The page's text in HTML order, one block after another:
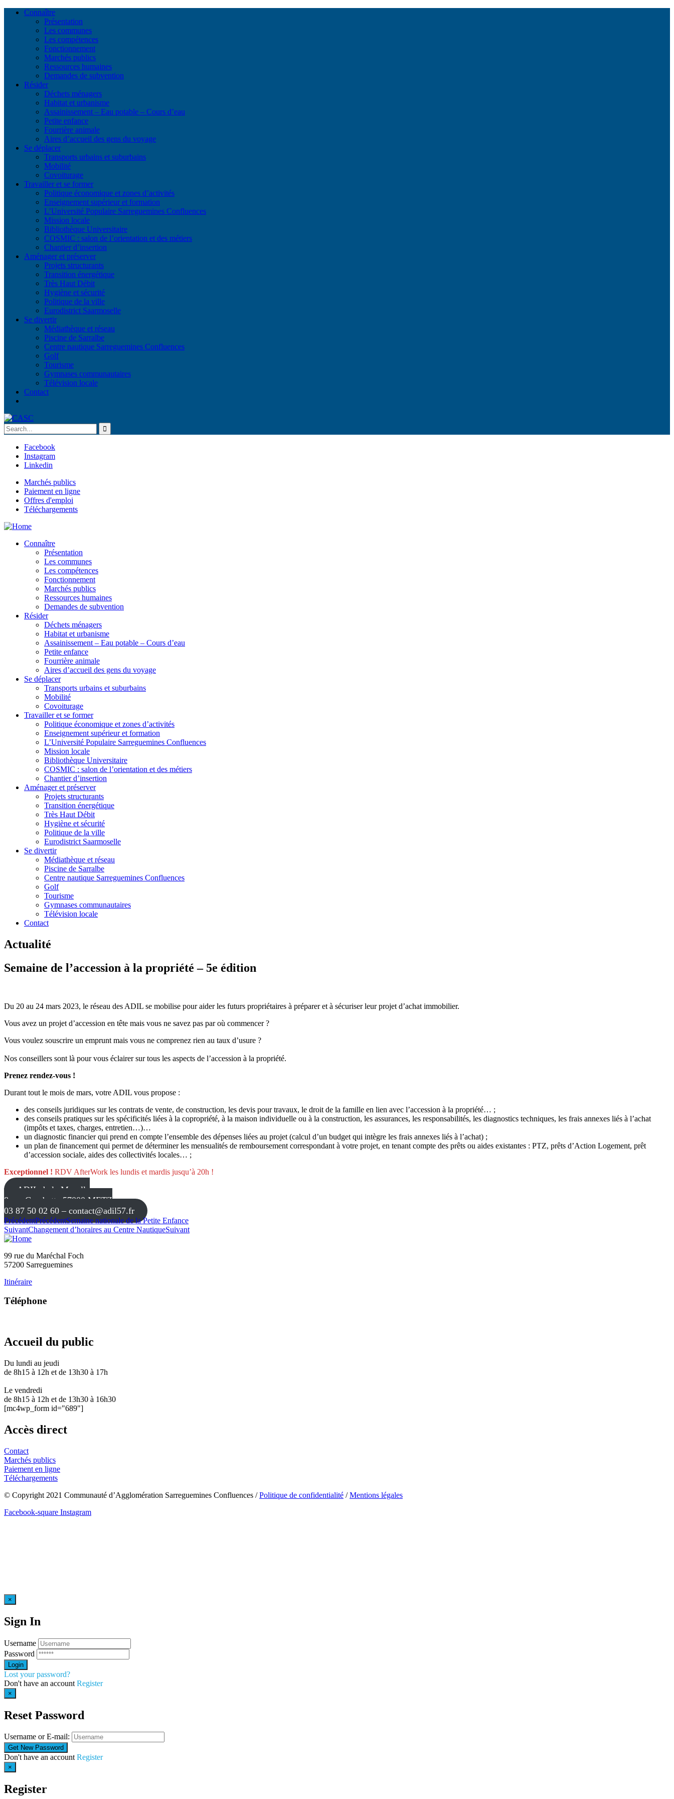
Connaître
Présentation
Les communes
Les compétences
Fonctionnement
Marchés publics
Ressources humaines
Demandes de subvention
Résider
Déchets ménagers
Habitat et urbanisme
Assainissement – Eau potable – Cours d’eau
Petite enfance
Fourrière animale
Aires d’accueil des gens du voyage
Se déplacer
Transports urbains et suburbains
Mobilité
Covoiturage
Travailler et se former
Politique économique et zones d’activités
Enseignement supérieur et formation
L’Université Populaire Sarreguemines Confluences
Mission locale
Bibliothèque Universitaire
COSMIC : salon de l’orientation et des métiers
Chantier d’insertion
Aménager et préserver
Projets structurants
Transition énergétique
Très Haut Débit
Hygiène et sécurité
Politique de la ville
Eurodistrict Saarmoselle
Se divertir
Médiathèque et réseau
Piscine de Sarralbe
Centre nautique Sarreguemines Confluences
Golf
Tourisme
Gymnases communautaires
Télévision locale
Contact
Facebook
Instagram
Linkedin
Marchés publics
Paiement en ligne
Offres d'emploi
Téléchargements
Connaître
Présentation
Les communes
Les compétences
Fonctionnement
Marchés publics
Ressources humaines
Demandes de subvention
Résider
Déchets ménagers
Habitat et urbanisme
Assainissement – Eau potable – Cours d’eau
Petite enfance
Fourrière animale
Aires d’accueil des gens du voyage
Se déplacer
Transports urbains et suburbains
Mobilité
Covoiturage
Travailler et se former
Politique économique et zones d’activités
Enseignement supérieur et formation
L’Université Populaire Sarreguemines Confluences
Mission locale
Bibliothèque Universitaire
COSMIC : salon de l’orientation et des métiers
Chantier d’insertion
Aménager et préserver
Projets structurants
Transition énergétique
Très Haut Débit
Hygiène et sécurité
Politique de la ville
Eurodistrict Saarmoselle
Se divertir
Médiathèque et réseau
Piscine de Sarralbe
Centre nautique Sarreguemines Confluences
Golf
Tourisme
Gymnases communautaires
Télévision locale
Contact
Actualité
Semaine de l’accession à la propriété – 5e édition
Du 20 au 24 mars 2023, le réseau des ADIL se mobilise pour aider les futurs propriétaires à préparer et à sécuriser leur projet d’achat immobilier.
Vous avez un projet d’accession en tête mais vous ne savez pas par où commencer ?
Vous voulez souscrire un emprunt mais vous ne comprenez rien au taux d’usure ?
Nos conseillers sont là pour vous éclairer sur tous les aspects de l’accession à la propriété.
Prenez rendez-vous !
Durant tout le mois de mars, votre ADIL vous propose :
des conseils juridiques sur les contrats de vente, de construction, les devis pour travaux, le droit de la famille en lien avec l’accession à la propriété… ;
des conseils pratiques sur les spécificités liées à la copropriété, à la maison individuelle ou à la construction, les assurances, les responsabilités, les diagnostics techniques, les frais annexes liés à l’achat
(impôts et taxes, charges, entretien…)…
un diagnostic financier qui prend en compte l’ensemble des dépenses liées au projet (calcul d’un budget qui intègre les frais annexes liés à l’achat) ;
un plan de financement qui permet de déterminer les mensualités de remboursement correspondant à votre projet, en tenant compte des prêts ou aides existantes : PTZ, prêts d’Action Logement, prêt
d’accession sociale, aides des collectivités locales… ;
Exceptionnel ! RDV AfterWork les lundis et mardis jusqu’à 20h !
ADIL de la Moselle
8 rue Gambetta 57000 METZ
03 87 50 02 60 – contact@adil57.fr
PrécédentPrécédentSemaine nationale de la Petite Enfance
SuivantChangement d’horaires au Centre NautiqueSuivant
99 rue du Maréchal Foch
57200 Sarreguemines
Itinéraire
Téléphone
Accueil du public
Du lundi au jeudi
de 8h15 à 12h et de 13h30 à 17h
Le vendredi
de 8h15 à 12h et de 13h30 à 16h30
[mc4wp_form id="689"]
Accès direct
Contact
Marchés publics
Paiement en ligne
Téléchargements
© Copyright 2021 Communauté d’Agglomération Sarreguemines Confluences /Politique de confidentialité /Mentions légales
Facebook-square Instagram
×
Sign In
Username
Password
Lost your password?
Don't have an account Register
×
Reset Password
Username or E-mail:
Don't have an accountRegister
×
Register